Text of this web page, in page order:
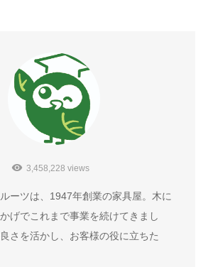
3,458,228 views
ーツは、1947年創業の家具屋。木に
げでこれまで事業を続けてきまし
さを活かし、お客様の役に立ちた